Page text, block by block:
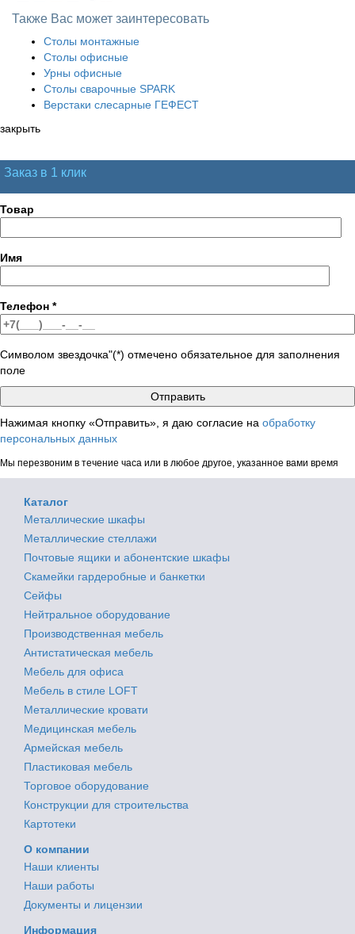
Также Вас может заинтересовать
Столы монтажные
Столы офисные
Урны офисные
Столы сварочные SPARK
Верстаки слесарные ГЕФЕСТ
закрыть
Заказ в 1 клик
Товар
Имя
Телефон *
Символом звездочка"(*) отмечено обязательное для заполнения
поле
Нажимая кнопку «Отправить», я даю согласие на обработку
персональных данных
Мы перезвоним в течение часа или в любое другое, указанное вами время
Каталог
Металлические шкафы
Металлические стеллажи
Почтовые ящики и абонентские шкафы
Скамейки гардеробные и банкетки
Сейфы
Нейтральное оборудование
Производственная мебель
Антистатическая мебель
Мебель для офиса
Мебель в стиле LOFT
Металлические кровати
Медицинская мебель
Армейская мебель
Пластиковая мебель
Торговое оборудование
Конструкции для строительства
Картотеки
О компании
Наши клиенты
Наши работы
Документы и лицензии
Информация